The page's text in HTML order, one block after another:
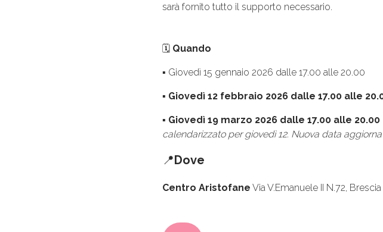
sarà fornito tutto il supporto necessario.
🗓 Quando
▪ Giovedì 15 gennaio 2026 dalle 17.00 alle 20.00
▪ Giovedì 12 febbraio 2026 dalle 17.00 alle
▪ Giovedì 19 marzo 2026 dalle 17.00 alle 20.00
calendarizzato per giovedì 12. Nuova data
📍Dove
Centro Aristofane Via V.Emanuele II N.72,